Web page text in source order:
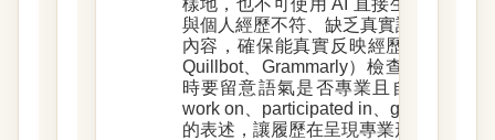
樣地，也不可使用 AI 直接生成履歷內
與個人經歷不符、缺乏真實說服力等問
內容，確保能真實反映經歷與思路，
Quillbot、Grammarly）檢查文法、詞
時要留意語氣是否專業且自信，刪
work on、participated in、good at、
的表述，讓履歷在呈現專業形象的同時